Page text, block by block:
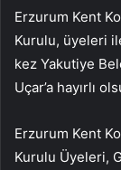
Erzurum Kent
Kurulu, üyeleri
kez Yakutiye
Uçar’a hayırlı
Erzurum Kent
Kurulu Üyeleri,